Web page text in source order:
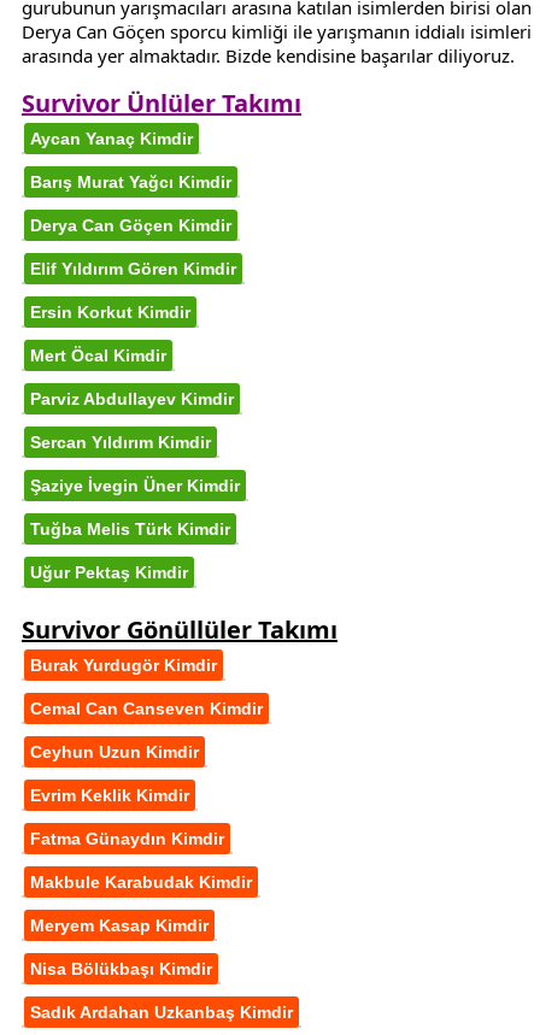
gurubunun yarışmacıları arasına katılan isimlerden birisi olan
Derya Can Göçen sporcu kimliği ile yarışmanın iddialı isimleri
arasında yer almaktadır. Bizde kendisine başarılar diliyoruz.
Survivor Ünlüler Takımı
Aycan Yanaç Kimdir
Barış Murat Yağcı Kimdir
Derya Can Göçen Kimdir
Elif Yıldırım Gören Kimdir
Ersin Korkut Kimdir
Mert Öcal Kimdir
Parviz Abdullayev Kimdir
Sercan Yıldırım Kimdir
Şaziye İvegin Üner Kimdir
Tuğba Melis Türk Kimdir
Uğur Pektaş Kimdir
Survivor Gönüllüler Takımı
Burak Yurdugör Kimdir
Cemal Can Canseven Kimdir
Ceyhun Uzun Kimdir
Evrim Keklik Kimdir
Fatma Günaydın Kimdir
Makbule Karabudak Kimdir
Meryem Kasap Kimdir
Nisa Bölükbaşı Kimdir
Sadık Ardahan Uzkanbaş Kimdir